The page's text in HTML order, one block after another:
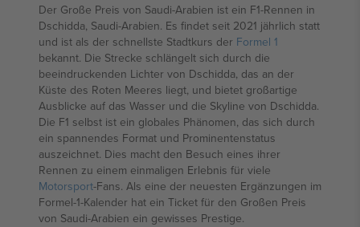
Der Große Preis von Saudi-Arabien ist ein F1-Rennen in
Dschidda, Saudi-Arabien. Es findet seit 2021 jährlich statt
und ist als der schnellste Stadtkurs der Formel 1
bekannt. Die Strecke schlängelt sich durch die
beeindruckenden Lichter von Dschidda, das an der
Küste des Roten Meeres liegt, und bietet großartige
Ausblicke auf das Wasser und die Skyline von Dschidda.
Die F1 selbst ist ein globales Phänomen, das sich durch
ein spannendes Format und Prominentenstatus
auszeichnet. Dies macht den Besuch eines ihrer
Rennen zu einem einmaligen Erlebnis für viele
Motorsport-Fans. Als eine der neuesten Ergänzungen im
Formel-1-Kalender hat ein Ticket für den Großen Preis
von Saudi-Arabien ein gewisses Prestige.